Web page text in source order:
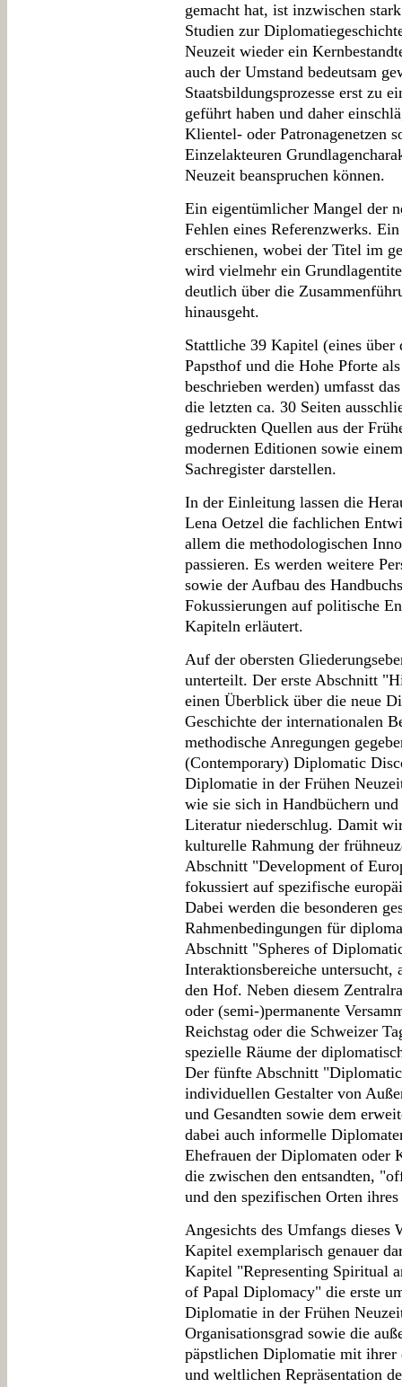
gemacht hat, ist inzwischen
Studien zur
Neuzeit wieder ein
auch der Umstand bedeutsam
Staatsbildungsprozesse erst zu
geführt haben und daher
Klientel- oder Patronagenetzen
Einzelakteuren
Neuzeit beanspruchen können.
Ein eigentümlicher Mangel der
Fehlen eines Referenzwerks.
erschienen, wobei der Titel im
wird vielmehr ein
deutlich über die
hinausgeht.
Stattliche 39 Kapitel (eines
Papsthof und die Hohe Pforte
beschrieben werden) umfasst
die letzten ca. 30 Seiten
gedruckten Quellen aus der
modernen Editionen sowie
Sachregister darstellen.
In der Einleitung lassen die
Lena Oetzel die fachlichen
allem die methodologischen
passieren. Es werden weitere
sowie der Aufbau des
Fokussierungen auf politische
Kapiteln erläutert.
Auf der obersten
unterteilt. Der erste Abschnitt
einen Überblick über die neue
Geschichte der internationalen
methodische Anregungen
(Contemporary) Diplomatic
Diplomatie in der Frühen
wie sie sich in Handbüchern
Literatur niederschlug. Damit
kulturelle Rahmung der
Abschnitt "Development of
fokussiert auf spezifische
Dabei werden die besonderen
Rahmenbedingungen für
Abschnitt "Spheres of
Interaktionsbereiche untersucht,
den Hof. Neben diesem
oder (semi-)permanente
Reichstag oder die Schweizer
spezielle Räume der
Der fünfte Abschnitt
individuellen Gestalter von
und Gesandten sowie dem
dabei auch informelle
Ehefrauen der Diplomaten oder
die zwischen den entsandten,
und den spezifischen Orten
Angesichts des Umfangs dieses
Kapitel exemplarisch genauer
Kapitel "Representing Spiritual
of Papal Diplomacy" die erste
Diplomatie in der Frühen
Organisationsgrad sowie die
päpstlichen Diplomatie mit
und weltlichen Repräsentation